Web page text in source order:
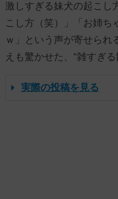
激しすぎる妹犬の起こし
こし方（笑）」「お姉ち
ｗ」という声が寄せられ
えも驚かせた、"雑すぎ
実際の投稿を見る